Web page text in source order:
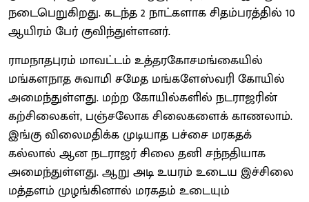
நடைபெறுகிறது. கடந்த 2 நாட்களாக சிதம்பரத்தில் 10
ஆயிரம் பேர் குவிந்துள்ளனர்.
ராமநாதபுரம் மாவட்டம் உத்தரகோசமங்கையில்
மங்களநாத சுவாமி சமேத மங்களேஸ்வரி கோயில்
அமைந்துள்ளது. மற்ற கோயில்களில் நடராஜரின்
கற்சிலைகள், பஞ்சலோக சிலைகளைக் காணலாம்.
இங்கு விலைமதிக்க முடியாத பச்சை மரகதக்
கல்லால் ஆன நடராஜர் சிலை தனி சந்நதியாக
அமைந்துள்ளது. ஆறு அடி உயரம் உடைய இச்சிலை
மத்தளம் முழங்கினால் மரகதம் உடையும்